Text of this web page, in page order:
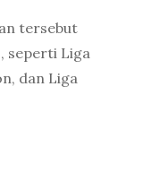
tersebut
seperti Liga
dan Liga